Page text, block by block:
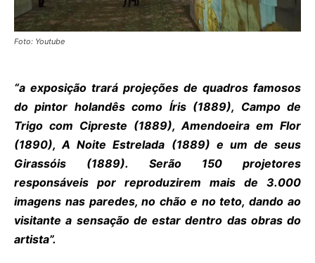
Foto: Youtube
“a exposição trará projeções de quadros famosos
do pintor holandês como Íris (1889), Campo de
Trigo com Cipreste (1889), Amendoeira em Flor
(1890), A Noite Estrelada (1889) e um de seus
Girassóis (1889). Serão 150 projetores
responsáveis por reproduzirem mais de 3.000
imagens nas paredes, no chão e no teto, dando ao
visitante a sensação de estar dentro das obras do
artista”.